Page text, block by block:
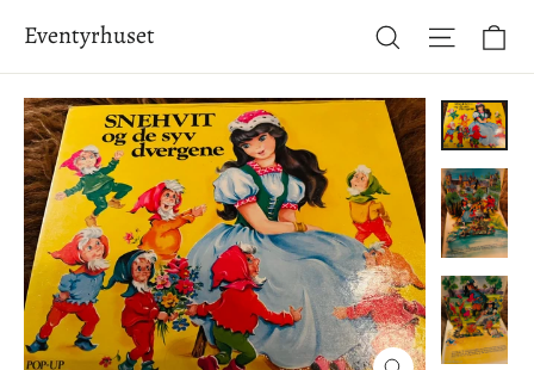
innhold
Eventyrhuset Søk Side-